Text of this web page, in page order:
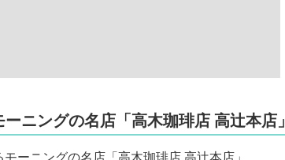
ニングの名店「高木珈琲店 高辻本店」